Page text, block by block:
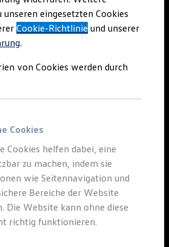
und Gebrauchtwagen
Zertifizierte Gebrauchtwagen
bei Gebrauchtwagen
Angebote
Leasing
Leasing
ohne Anzahlung
mit Schlussrate
und Garantien
eingesetzten Cookies
Cookie-Richtlinie und unserer
.
von Cookies werden durch
Cookies
Cookies helfen dabei, eine
zu machen, indem sie
wie Seitennavigation und
Bereiche der Website
Die Website kann ohne diese
richtig funktionieren.